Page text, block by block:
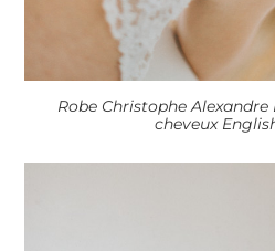
Robe Christophe
cheveux